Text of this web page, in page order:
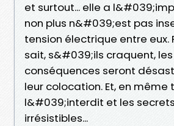
et surtout... elle a
non plus n&#039;est pas
tension électrique entre eux.
sait, s&#039;ils craquent, les
conséquences seront
leur colocation. Et, en même
l&#039;interdit et les
irrésistibles...